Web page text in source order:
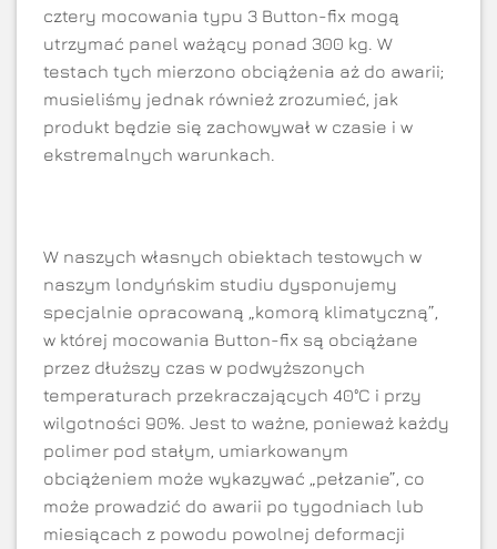
cztery mocowania typu 3 Button-fix mogą
utrzymać panel ważący ponad 300 kg. W
testach tych mierzono obciążenia aż do awarii;
musieliśmy jednak również zrozumieć, jak
produkt będzie się zachowywał w czasie i w
ekstremalnych warunkach.
W naszych własnych obiektach testowych w
naszym londyńskim studiu dysponujemy
specjalnie opracowaną „komorą klimatyczną”,
w której mocowania Button-fix są obciążane
przez dłuższy czas w podwyższonych
temperaturach przekraczających 40°C i przy
wilgotności 90%. Jest to ważne, ponieważ każdy
polimer pod stałym, umiarkowanym
obciążeniem może wykazywać „pełzanie”, co
może prowadzić do awarii po tygodniach lub
miesiącach z powodu powolnej deformacji